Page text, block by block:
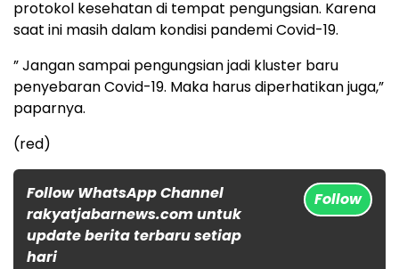
protokol kesehatan di tempat pengungsian. Karena
saat ini masih dalam kondisi pandemi Covid-19.
” Jangan sampai pengungsian jadi kluster baru
penyebaran Covid-19. Maka harus diperhatikan juga,”
paparnya.
(red)
Follow WhatsApp Channel
rakyatjabarnews.com untuk
update berita terbaru setiap
hari
Follow